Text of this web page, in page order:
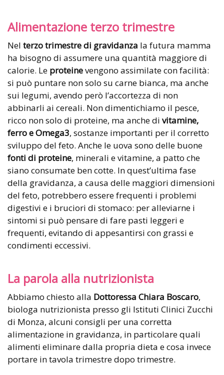
Alimentazione terzo trimestre
Nel terzo trimestre di gravidanza la futura mamma
ha bisogno di assumere una quantità maggiore di
calorie. Le proteinevengono assimilate con facilità:
si può puntare non solo su carne bianca, ma anche
sui legumi, avendo però l’accortezza di non
abbinarli ai cereali. Non dimentichiamo il pesce,
ricco non solo di proteine, ma anche di vitamine,
ferro e Omega3, sostanze importanti per il corretto
sviluppo del feto. Anche le uova sono delle buone
fonti di proteine, minerali e vitamine, a patto che
siano consumate ben cotte. In quest’ultima fase
della gravidanza, a causa delle maggiori dimensioni
del feto, potrebbero essere frequenti i problemi
digestivi e i bruciori di stomaco: per alleviarne i
sintomi si può pensare di fare pasti leggeri e
frequenti, evitando di appesantirsi con grassi e
condimenti eccessivi.
La parola alla nutrizionista
Abbiamo chiesto alla Dottoressa Chiara Boscaro,
biologa nutrizionista presso gli Istituti Clinici Zucchi
di Monza, alcuni consigli per una corretta
alimentazione in gravidanza, in particolare quali
alimenti eliminare dalla propria dieta e cosa invece
portare in tavola trimestre dopo trimestre.